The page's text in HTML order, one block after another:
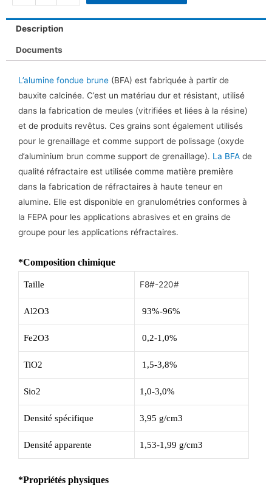
Description
Documents
L’alumine fondue brune (BFA) est fabriquée à partir de
bauxite calcinée. C’est un matériau dur et résistant, utilisé
dans la fabrication de meules (vitrifiées et liées à la résine)
et de produits revêtus. Ces grains sont également utilisés
pour le grenaillage et comme support de polissage (oxyde
d’aluminium brun comme support de grenaillage). La BFA de
qualité réfractaire est utilisée comme matière première
dans la fabrication de réfractaires à haute teneur en
alumine. Elle est disponible en granulométries conformes à
la FEPA pour les applications abrasives et en grains de
groupe pour les applications réfractaires.
*Composition chimique
Taille F8#-220#
Al2O3 93%-96%
Fe2O3 0,2-1,0%
TiO2 1,5-3,8%
Sio2 1,0-3,0%
Densité spécifique 3,95 g/cm3
Densité apparente 1,53-1,99 g/cm3
*Propriétés physiques